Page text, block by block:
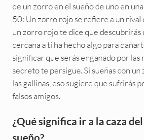
de un zorro en el sueño de uno en
50: Un zorro rojo se refiere a un rival
un zorro rojo te dice que descubrirás
cercana a ti ha hecho algo para
significar que serás engañado por las
secreto te persigue. Si sueñas con un
las gallinas, eso sugiere que sufrirás
falsos amigos.
¿Qué significa ir a la caza
sueño?